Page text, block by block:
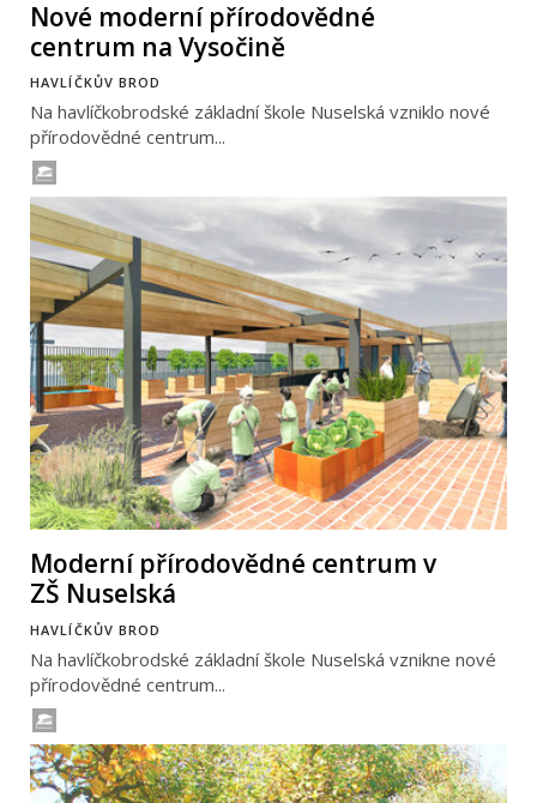
Nové moderní přírodovědné
centrum na Vysočině
HAVLÍČKŮV BROD
Na havlíčkobrodské základní škole Nuselská vzniklo nové
přírodovědné centrum...
Moderní přírodovědné centrum v
ZŠ Nuselská
HAVLÍČKŮV BROD
Na havlíčkobrodské základní škole Nuselská vznikne nové
přírodovědné centrum...